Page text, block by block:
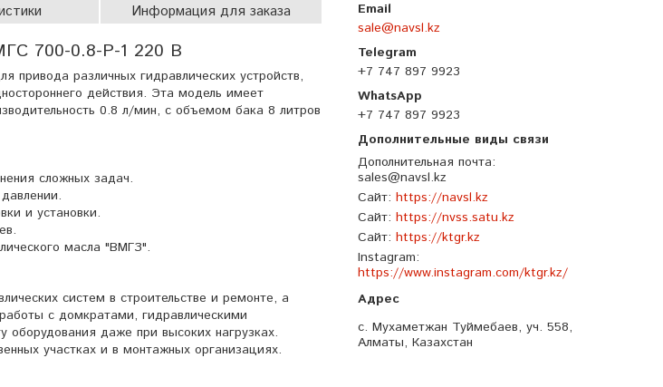
sale@navsl.kz
+7 747 897 9923
+7 747 897 9923
Дополнительная почта
sales@navsl.kz
Сайт https://navsl.kz
Сайт https://nvss.satu.kz
Сайт https://ktgr.kz
Instagram
https://www.instagram.com/ktgr.kz/
с. Мухаметжан Туймебаев, уч. 558,
Алматы, Казахстан
Информация для заказа
700-0.8-Р-1 220 В
привода различных гидравлических устройств,
действия. Эта модель имеет
0.8 л/мин, с объемом бака 8 литров
сложных задач.
и установки.
масла "ВМГЗ".
систем в строительстве и ремонте, а
с домкратами, гидравлическими
даже при высоких нагрузках.
участках и в монтажных организациях.